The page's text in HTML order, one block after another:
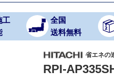
工
全国
送料無料
省エネの
RPI-